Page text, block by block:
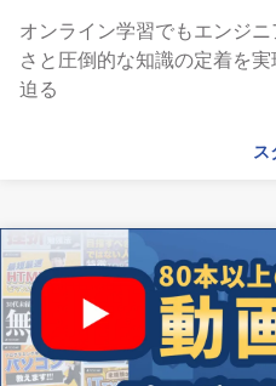
オンライン学習でもエンジ
さと圧倒的な知識の定着を
迫る
ス